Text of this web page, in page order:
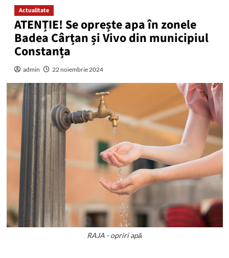
Actualitate
ATENȚIE! Se oprește apa în zonele
Badea Cârțan și Vivo din municipiul
Constanța
admin 22 noiembrie 2024
RAJA - opriri apă